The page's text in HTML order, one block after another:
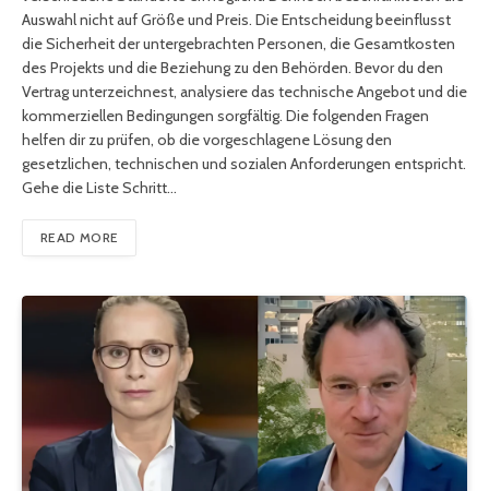
Auswahl nicht auf Größe und Preis. Die Entscheidung beeinflusst
die Sicherheit der untergebrachten Personen, die Gesamtkosten
des Projekts und die Beziehung zu den Behörden. Bevor du den
Vertrag unterzeichnest, analysiere das technische Angebot und die
kommerziellen Bedingungen sorgfältig. Die folgenden Fragen
helfen dir zu prüfen, ob die vorgeschlagene Lösung den
gesetzlichen, technischen und sozialen Anforderungen entspricht.
Gehe die Liste Schritt…
READ MORE